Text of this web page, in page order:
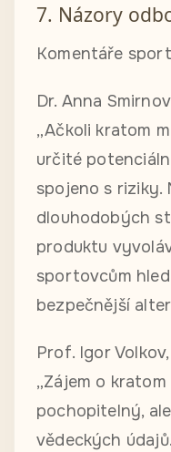
7. Názory
Komentáře
Dr. Anna
„Ačkoli kratom
určité
spojeno s riziky.
dlouhodobých
produktu
sportovcům
bezpečnější
Prof. Igor
„Zájem o
pochopitelný,
vědeckých